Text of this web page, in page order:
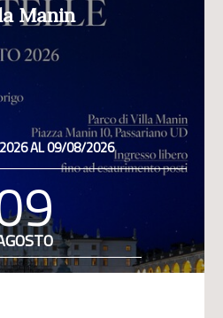
Manin
AL 09/08/2026